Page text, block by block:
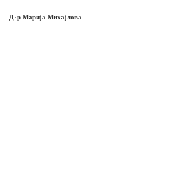
Д-р Марија Михајлова